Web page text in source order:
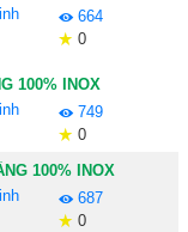
664
0
100% INOX
749
0
100% INOX
687
0